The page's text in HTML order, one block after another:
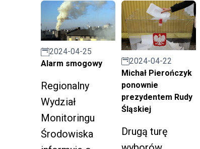
Rewitalizacji
reprezentującyc
h sektor
społeczny i
gospodarczy.
2024-04-25
Alarm smogowy
Regionalny
Wydział
Monitoringu
Środowiska
2024-04-22
Michał Pierończyk
ponownie
prezydentem Rudy
Śląskiej
Drugą turę